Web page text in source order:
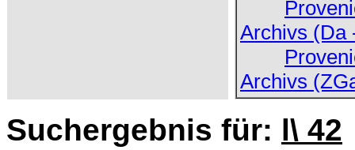
Archivs (Da
Archivs
Suchergebnis für: l\ 42